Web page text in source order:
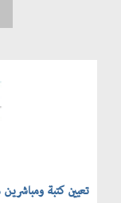
تعيين كتبة ومباشرين